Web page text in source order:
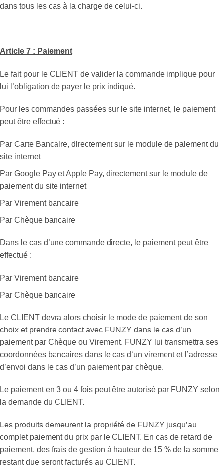
dans tous les cas à la charge de celui-ci.
Article 7 : Paiement
Le fait pour le CLIENT de valider la commande implique pour
lui l’obligation de payer le prix indiqué.
Pour les commandes passées sur le site internet, le paiement
peut être effectué :
Par Carte Bancaire, directement sur le module de paiement du
site internet
Par Google Pay et Apple Pay, directement sur le module de
paiement du site internet
Par Virement bancaire
Par Chèque bancaire
Dans le cas d’une commande directe, le paiement peut être
effectué :
Par Virement bancaire
Par Chèque bancaire
Le CLIENT devra alors choisir le mode de paiement de son
choix et prendre contact avec FUNZY dans le cas d’un
paiement par Chèque ou Virement. FUNZY lui transmettra ses
coordonnées bancaires dans le cas d‘un virement et l’adresse
d’envoi dans le cas d’un paiement par chèque.
Le paiement en 3 ou 4 fois peut être autorisé par FUNZY selon
la demande du CLIENT.
Les produits demeurent la propriété de FUNZY jusqu’au
complet paiement du prix par le CLIENT. En cas de retard de
paiement, des frais de gestion à hauteur de 15 % de la somme
restant due seront facturés au CLIENT.